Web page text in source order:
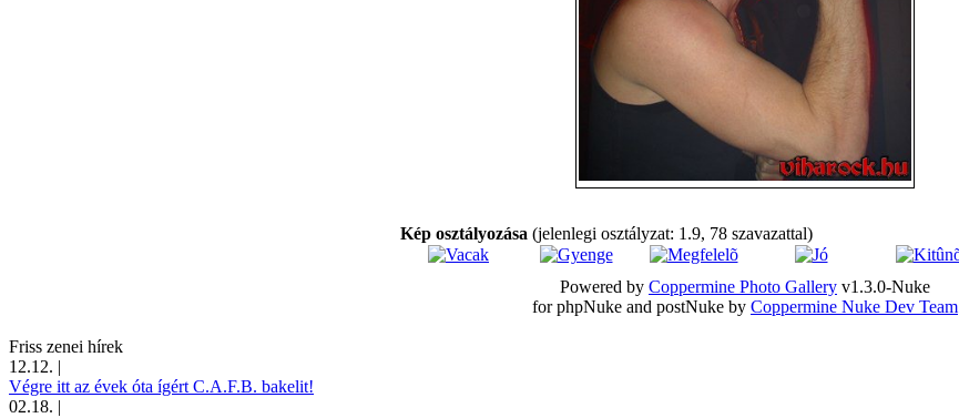
Kép osztályozása (jelenlegi osztályzat: 1.9, 78 szavazattal)
Powered by Coppermine Photo Gallery v1.3.0-Nuke
for phpNuke and postNuke by Coppermine Nuke Dev Team
Friss zenei hírek
12.12. |
Végre itt az évek óta ígért C.A.F.B. bakelit!
02.18. |